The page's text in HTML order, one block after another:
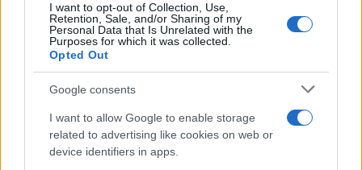
I want to opt-out of Collection, Use,
Retention, Sale, and/or Sharing of my
Personal Data that Is Unrelated with the
Purposes for which it was collected.
Opted Out
Google consents
I want to allow Google to enable storage
related to advertising like cookies on web or
device identifiers in apps.
ottenere risultati significativi in questo settore
dinamico. Sei pronto a scoprire il tuo prossimo
investimento?<\/p>
AUTORE
AiAdhubMedia